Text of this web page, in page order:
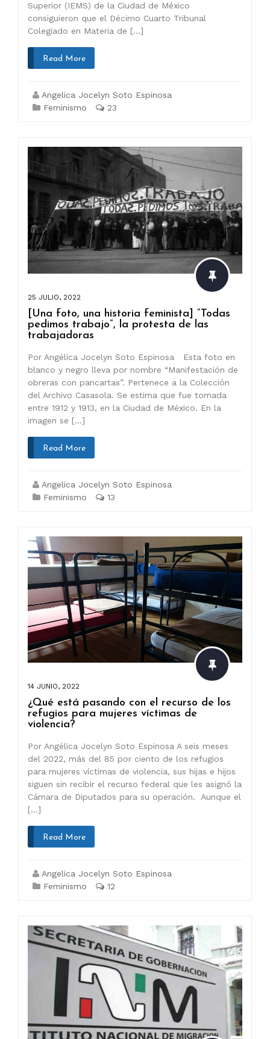
Superior (IEMS) de la Ciudad de México
consiguieron que el Décimo Cuarto Tribunal
Colegiado en Materia de […]
Read More
Angelica Jocelyn Soto Espinosa
Feminismo
23
25 JULIO, 2022
[Una foto, una historia feminista] “Todas
pedimos trabajo”, la protesta de las
trabajadoras
Por Angélica Jocelyn Soto Espinosa Esta foto en
blanco y negro lleva por nombre “Manifestación de
obreras con pancartas”. Pertenece a la Colección
del Archivo Casasola. Se estima que fue tomada
entre 1912 y 1913, en la Ciudad de México. En la
imagen se […]
Read More
Angelica Jocelyn Soto Espinosa
Feminismo
13
14 JUNIO, 2022
¿Qué está pasando con el recurso de los
refugios para mujeres víctimas de
violencia?
Por Angélica Jocelyn Soto Espinosa A seis meses
del 2022, más del 85 por ciento de los refugios
para mujeres víctimas de violencia, sus hijas e hijos
siguen sin recibir el recurso federal que les asignó la
Cámara de Diputados para su operación. Aunque el
[…]
Read More
Angelica Jocelyn Soto Espinosa
Feminismo
12